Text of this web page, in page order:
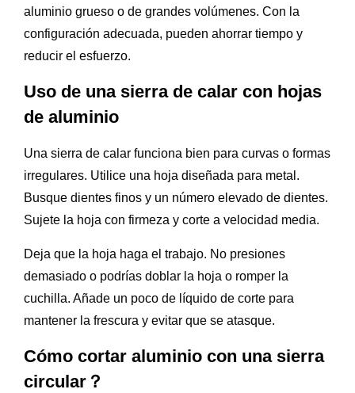
aluminio grueso o de grandes volúmenes. Con la
configuración adecuada, pueden ahorrar tiempo y
reducir el esfuerzo.
Uso de una sierra de calar con hojas
de aluminio
Una sierra de calar funciona bien para curvas o formas
irregulares. Utilice una hoja diseñada para metal.
Busque dientes finos y un número elevado de dientes.
Sujete la hoja con firmeza y corte a velocidad media.
Deja que la hoja haga el trabajo. No presiones
demasiado o podrías doblar la hoja o romper la
cuchilla. Añade un poco de líquido de corte para
mantener la frescura y evitar que se atasque.
Cómo cortar aluminio con una sierra
circular？